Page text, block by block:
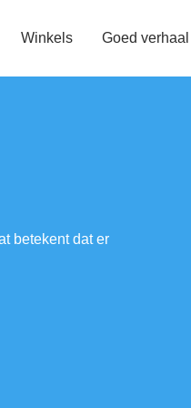
Winkels Goed verhaal
betekent dat er